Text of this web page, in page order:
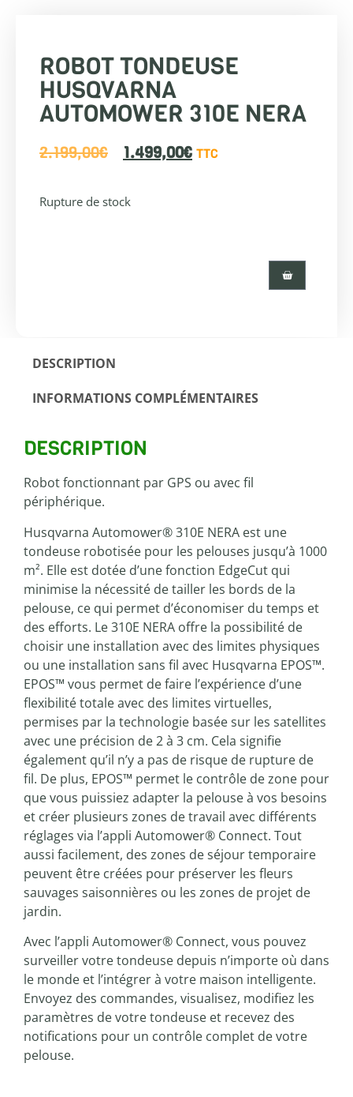
ROBOT TONDEUSE
HUSQVARNA
AUTOMOWER 310E NERA
2.199,00€ 1.499,00€ TTC
Rupture de stock
DESCRIPTION
INFORMATIONS COMPLÉMENTAIRES
DESCRIPTION
Robot fonctionnant par GPS ou avec fil
périphérique.
Husqvarna Automower® 310E NERA est une
tondeuse robotisée pour les pelouses jusqu’à 1000
m². Elle est dotée d’une fonction EdgeCut qui
minimise la nécessité de tailler les bords de la
pelouse, ce qui permet d’économiser du temps et
des efforts. Le 310E NERA offre la possibilité de
choisir une installation avec des limites physiques
ou une installation sans fil avec Husqvarna EPOS™.
EPOS™ vous permet de faire l’expérience d’une
flexibilité totale avec des limites virtuelles,
permises par la technologie basée sur les satellites
avec une précision de 2 à 3 cm. Cela signifie
également qu’il n’y a pas de risque de rupture de
fil. De plus, EPOS™ permet le contrôle de zone pour
que vous puissiez adapter la pelouse à vos besoins
et créer plusieurs zones de travail avec différents
réglages via l’appli Automower® Connect. Tout
aussi facilement, des zones de séjour temporaire
peuvent être créées pour préserver les fleurs
sauvages saisonnières ou les zones de projet de
jardin.
Avec l’appli Automower® Connect, vous pouvez
surveiller votre tondeuse depuis n’importe où dans
le monde et l’intégrer à votre maison intelligente.
Envoyez des commandes, visualisez, modifiez les
paramètres de votre tondeuse et recevez des
notifications pour un contrôle complet de votre
pelouse.